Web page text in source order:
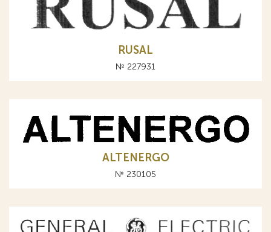
RUSAL
№ 227931
ALTENERGO
№ 230105